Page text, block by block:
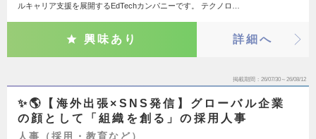
ルキャリア支援を展開するEdTechカンパニーです。 テクノロ…
興味あり 詳細へ
掲載期間 26/07/30～26/08/12
✨🌎【海外出張×SNS発信】グローバル企業
の顔として「組織を創る」の採用人事
人事（採用・教育など）